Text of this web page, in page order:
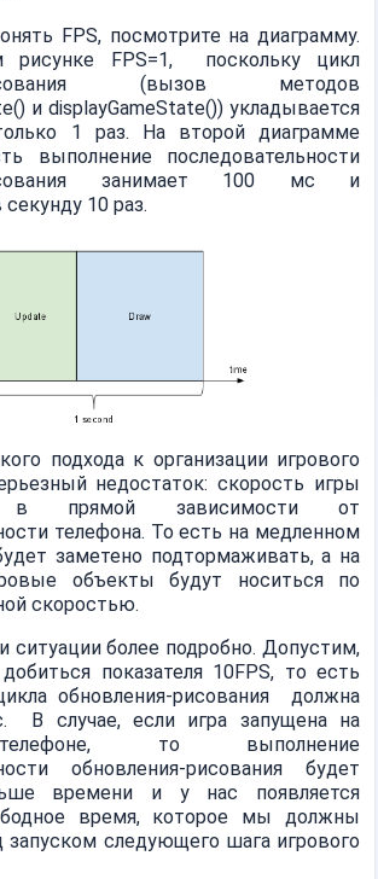
FPS, посмотрите на диаграмму.
рисунке FPS=1, поскольку цикл
рисования (вызов методов
и displayGameState()) укладывается
1 раз. На второй диаграмме
выполнение последовательности
занимает 100 мс и
10 раз.
подхода к организации игрового
недостаток: скорость игры
в прямой зависимости от
телефона. То есть на медленном
заметено подтормаживать, а на
объекты будут носиться по
скоростью.
ситуации более подробно. Допустим,
показателя 10FPS, то есть
обновления-рисования должна
В случае, если игра запущена на
то выполнение
обновления-рисования будет
времени и у нас появляется
время, которое мы должны
следующего шага игрового